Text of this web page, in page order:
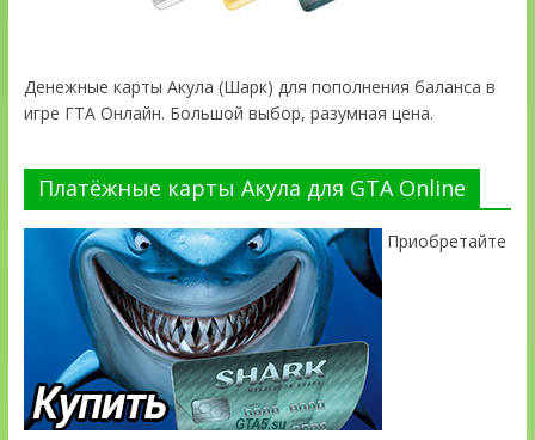
Денежные карты Акула (Шарк) для пополнения баланса в
игре ГТА Онлайн. Большой выбор, разумная цена.
Платёжные карты Акула для GTA Online
Приобретайте